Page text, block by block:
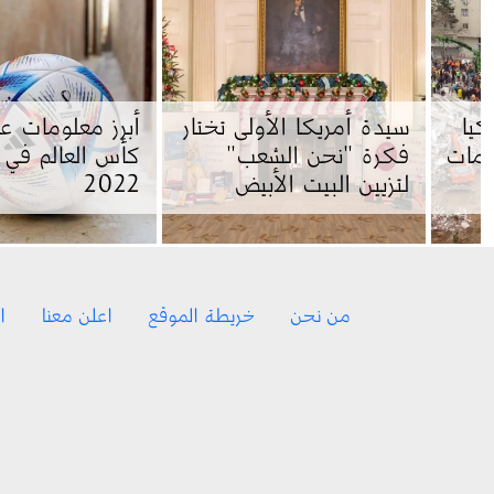
سيدة أمريكا الأولى تختار
فكرة "نحن الشعب"
لتزيين البيت الأبيض
أبرز معلومات
كأس العالم
2022
Footer menu
من نحن خريطة الموقع اعلن معنا